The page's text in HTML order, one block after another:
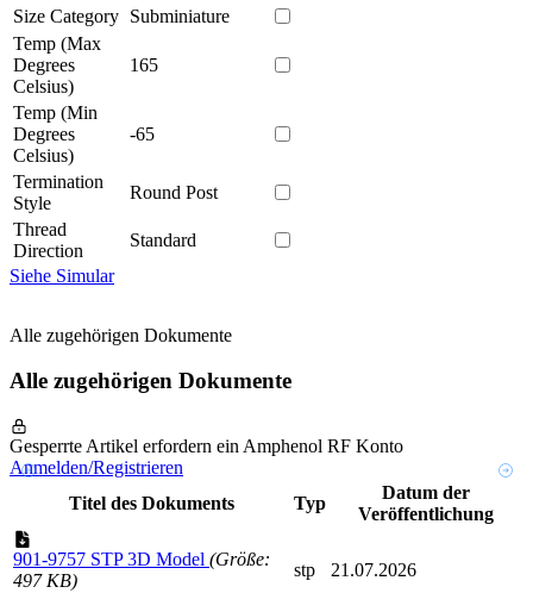
Size Category Subminiature
Temp (Max
Degrees
Celsius)
165
Temp (Min
Degrees
Celsius)
-65
Termination
Style
Round Post
Thread
Direction
Standard
Siehe Simular
Alle zugehörigen Dokumente
Alle zugehörigen Dokumente
Gesperrte Artikel erfordern ein Amphenol RF Konto
Anmelden/Registrieren
Titel des Dokuments
Typ
Datum der
Veröffentlichung
901-9757 STP 3D Model (Größe:
497 KB)
stp 21.07.2026